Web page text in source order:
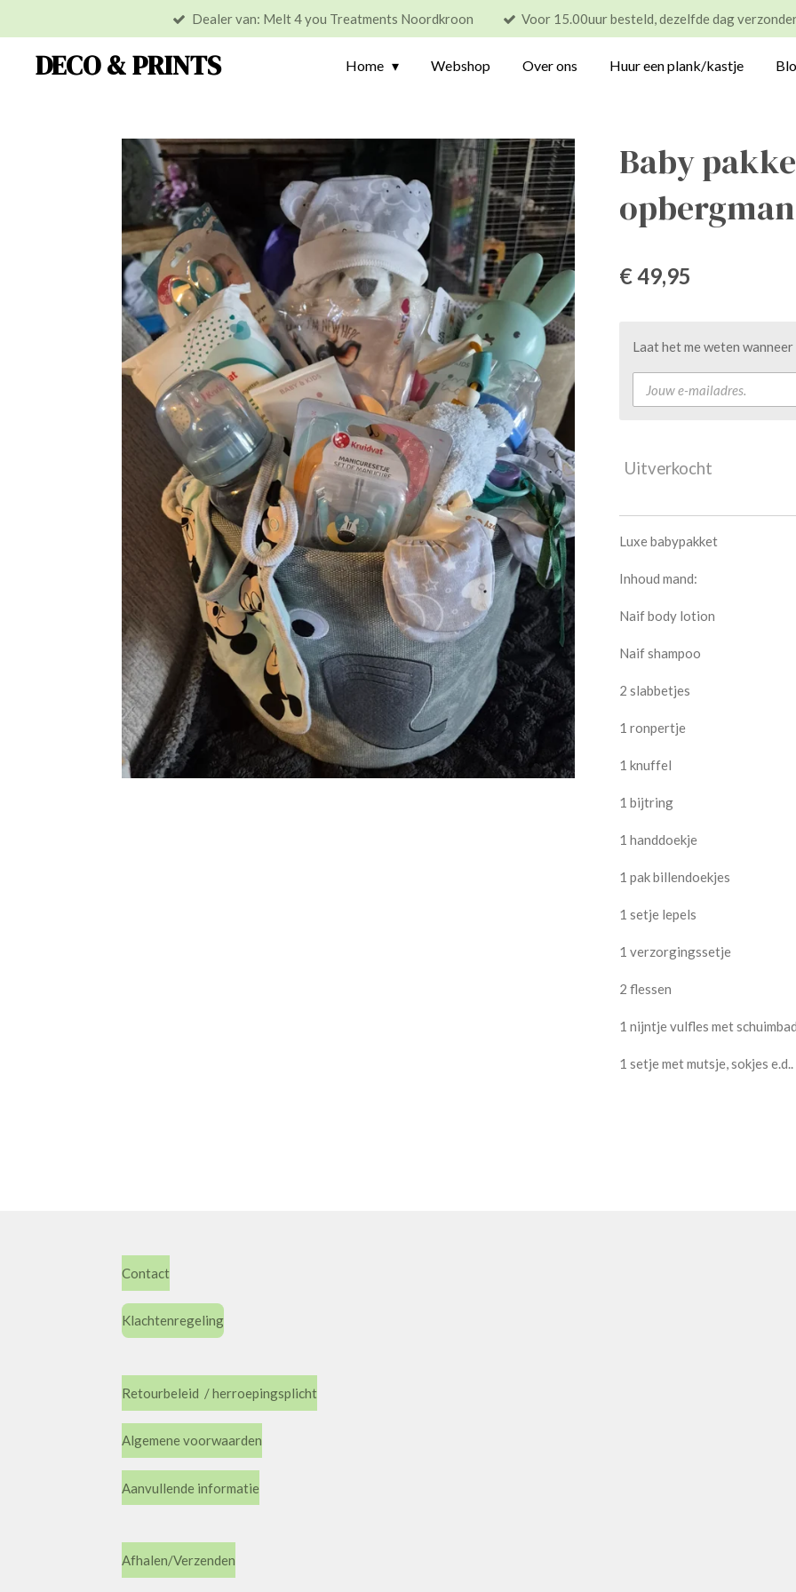
Dealer van: Melt 4 you Treatments Noordkroon Voor 15.00uur besteld, dezelfde dag
DECO & PRINTS Home Webshop Over ons Huur een plank/kastje
Baby
€ 49,95
Laat het me weten
Uitverkocht
Luxe babypakket
Inhoud mand:
Naif body lotion
Naif shampoo
2 slabbetjes
1 ronpertje
1 knuffel
1 bijtring
1 handdoekje
1 pak billendoekjes
1 setje lepels
1 verzorgingssetje
2 flessen
1 nijntje vulfles met
1 setje met mutsje, sokjes e.d..
Contact
Klachtenregeling
Retourbeleid / herroepingsplicht
Algemene voorwaarden
Aanvullende informatie
Afhalen/Verzenden